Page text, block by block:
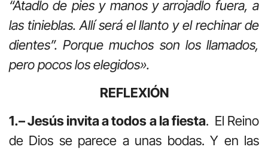
“Atadlo de pies y manos y arrojadlo fuera, a
las tinieblas. Allí será el llanto y el rechinar de
dientes”. Porque muchos son los llamados,
pero pocos los elegidos».
REFLEXIÓN
1.– Jesús invita a todos a la fiesta. El Reino
de Dios se parece a unas bodas. Y en las